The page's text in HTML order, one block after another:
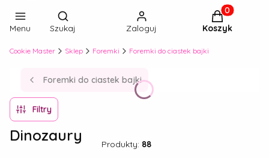
Menu
Otwórz wyszukiwarkę
Szukaj Zaloguj
Produkty w
Koszyk
Cookie Master Sklep Foremki Foremki do ciastek bajki
Foremki do ciastek bajki
Filtry
Dinozaury Produkty: 88